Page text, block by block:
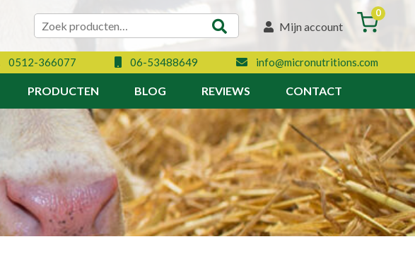
Zoeken naar:
Mijn account
0
0512-366077 06-53488649 info@micronutritions.com
PRODUCTEN BLOG REVIEWS CONTACT